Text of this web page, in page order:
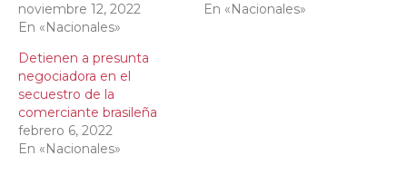
noviembre 12, 2022
En «Nacionales»
En «Nacionales»
Detienen a presunta
negociadora en el
secuestro de la
comerciante brasileña
febrero 6, 2022
En «Nacionales»